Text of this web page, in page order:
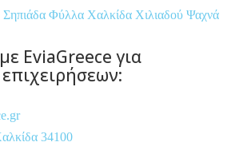
Σηπιάδα Φύλλα Χαλκίδα Χιλιαδού Ψαχνά
EviaGreece για
34100